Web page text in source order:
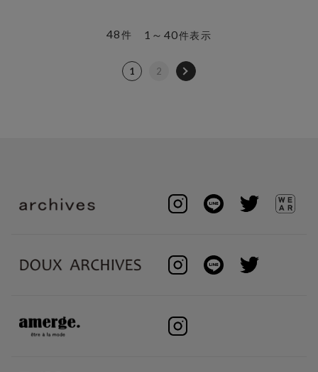
1～40件表示
48件
1 2